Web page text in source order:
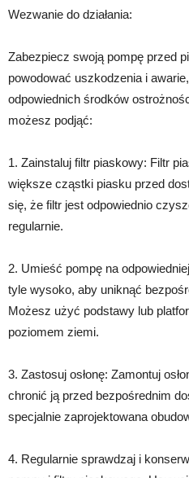
Wezwanie do działania:
Zabezpiecz swoją pompę przed
powodować uszkodzenia i
odpowiednich środków
możesz podjąć:
1. Zainstaluj filtr piaskowy: Filtr
większe cząstki piasku przed
się, że filtr jest odpowiednio
regularnie.
2. Umieść pompę na
tyle wysoko, aby uniknąć
Możesz użyć podstawy lub
poziomem ziemi.
3. Zastosuj osłonę: Zamontuj
chronić ją przed bezpośrednim
specjalnie zaprojektowana
4. Regularnie sprawdzaj i